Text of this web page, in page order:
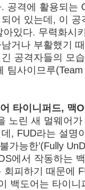
공격에 활용되는
어 있는데, 이 공
있다. 무력화시
거나 부활했기
공격자들의 모
팀사이므루
타이니퍼드, 맥
노린 새 멀웨어
, FUD라는 설명
가능한’(Fully
에서 작동하는
회피하기 때문에
백도어는 타이니